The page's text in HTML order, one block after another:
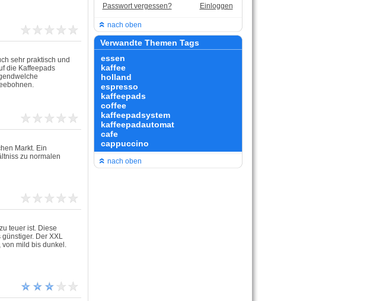
sehr praktisch und
die Kaffeepads
Markt. Ein
zu normalen
teuer ist. Diese
Der XXL
von mild bis dunkel.
Passwort vergessen?
Einloggen
nach oben
Verwandte Themen Tags
essen
kaffee
holland
espresso
kaffeepads
coffee
kaffeepadsystem
kaffeepadautomat
cafe
cappuccino
nach oben